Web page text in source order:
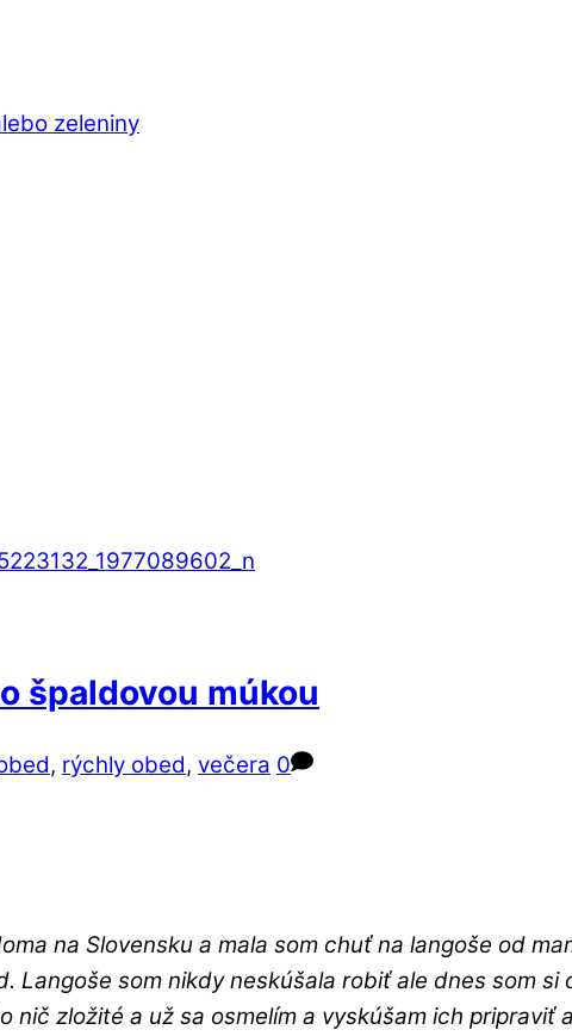
zeleniny
špaldovou múkou
, rýchly obed, večera 0
na Slovensku a mala som chuť na langoše od
Langoše som nikdy neskúšala robiť ale dnes som
nič zložité a už sa osmelím a vyskúšam ich pripraviť